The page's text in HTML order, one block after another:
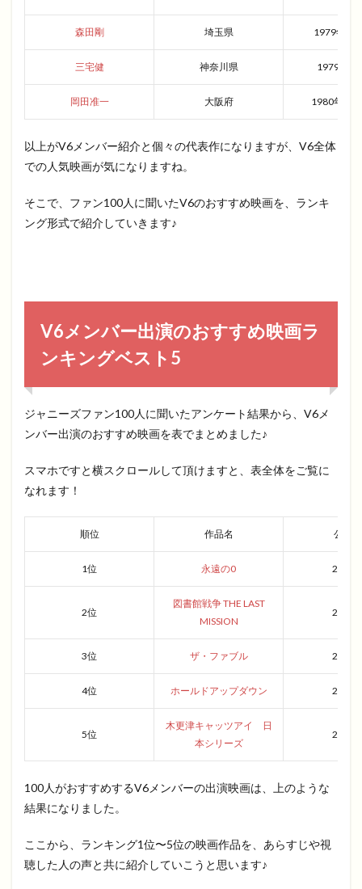
森田剛 埼玉県 1979年2
三宅健 神奈川県 1979年7
岡田准一 大阪府 1980年11
以上がV6メンバー紹介と個々の代表作になりますが、V6全体
での人気映画が気になりますね。
そこで、ファン100人に聞いたV6のおすすめ映画を、ランキ
ング形式で紹介していきます♪
V6メンバー出演のおすすめ映画ラ
ンキングベスト5
ジャニーズファン100人に聞いたアンケート結果から、V6メ
ンバー出演のおすすめ映画を表でまとめました♪
スマホですと横スクロールして頂けますと、表全体をご覧に
なれます！
順位 作品名 公開年
1位 永遠の0 2013
2位
図書館戦争 THE LAST
MISSION
2015
3位 ザ・ファブル 2019
4位 ホールドアップダウン 2005
5位
木更津キャッツアイ 日
本シリーズ
2003
100人がおすすめするV6メンバーの出演映画は、上のような
結果になりました。
ここから、ランキング1位〜5位の映画作品を、あらすじや視
聴した人の声と共に紹介していこうと思います♪